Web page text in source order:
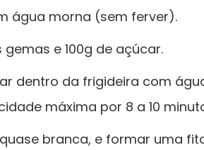
água morna (sem ferver).
e 100g de açúcar.
dentro da frigideira com
máxima por 8 a 10
branca, e formar uma